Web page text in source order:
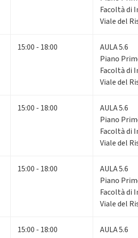
Facoltà di
Viale del
15:00 - 18:00
AULA 5.6
Piano
Facoltà di
Viale del
15:00 - 18:00
AULA 5.6
Piano
Facoltà di
Viale del
15:00 - 18:00
AULA 5.6
Piano
Facoltà di
Viale del
15:00 - 18:00
AULA 5.6